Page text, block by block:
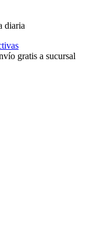
diaria
gratis a sucursal